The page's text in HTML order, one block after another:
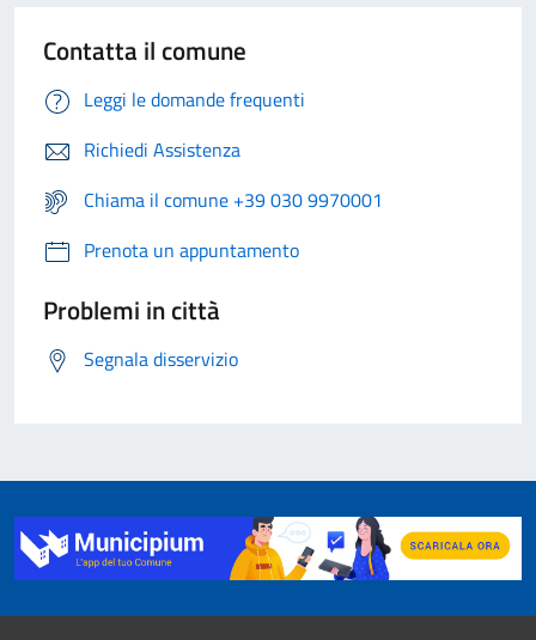
Contatta il comune
Leggi le domande frequenti
Richiedi Assistenza
Chiama il comune +39 030 9970001
Prenota un appuntamento
Problemi in città
Segnala disservizio